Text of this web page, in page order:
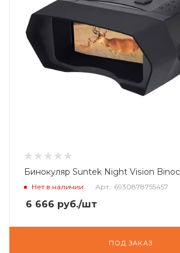
Бинокуляр Suntek Night Vision
Нет в наличии Арт.: 6930878755457
6 666 руб./шт
ПОД ЗАКАЗ